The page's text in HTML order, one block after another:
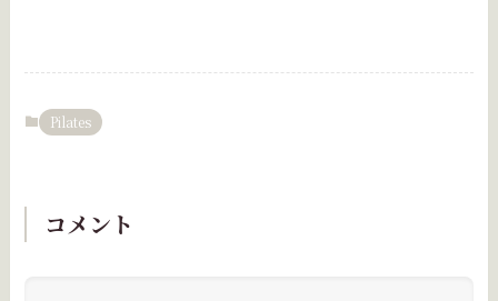
Pilates
コメント